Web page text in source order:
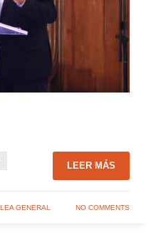
LEER MÁS
GENERAL NO COMMENTS